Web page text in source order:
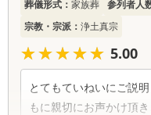
葬儀形式： 家族葬 参列者人
宗教・宗派： 浄土真宗
★★★★★
★★★★★ 5.00
とてもていねいにご説
もに親切にお声かけ頂